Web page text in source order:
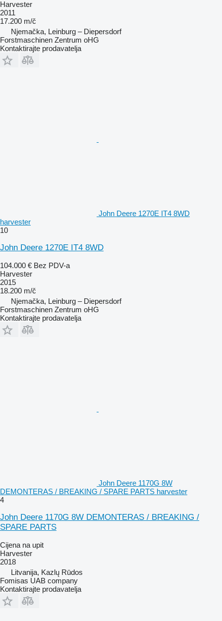
Harvester
2011
17.200 m/č
Njemačka, Leinburg – Diepersdorf
Forstmaschinen Zentrum oHG
Kontaktirajte prodavatelja
John Deere 1270E IT4 8WD
harvester
10
John Deere 1270E IT4 8WD
104.000 € Bez PDV-a
Harvester
2015
18.200 m/č
Njemačka, Leinburg – Diepersdorf
Forstmaschinen Zentrum oHG
Kontaktirajte prodavatelja
John Deere 1170G 8W
DEMONTERAS / BREAKING / SPARE PARTS harvester
4
John Deere 1170G 8W DEMONTERAS / BREAKING /
SPARE PARTS
Cijena na upit
Harvester
2018
Litvanija, Kazlų Rūdos
Fomisas UAB company
Kontaktirajte prodavatelja